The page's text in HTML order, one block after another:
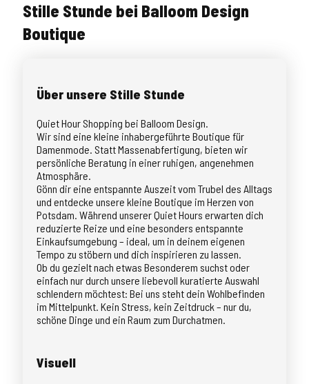
Stille Stunde bei Balloom Design
Boutique
Über unsere Stille Stunde
Quiet Hour Shopping bei Balloom Design.
Wir sind eine kleine inhabergeführte Boutique für
Damenmode. Statt Massenabfertigung, bieten wir
persönliche Beratung in einer ruhigen, angenehmen
Atmosphäre.
Gönn dir eine entspannte Auszeit vom Trubel des Alltags
und entdecke unsere kleine Boutique im Herzen von
Potsdam. Während unserer Quiet Hours erwarten dich
reduzierte Reize und eine besonders entspannte
Einkaufsumgebung – ideal, um in deinem eigenen
Tempo zu stöbern und dich inspirieren zu lassen.
Ob du gezielt nach etwas Besonderem suchst oder
einfach nur durch unsere liebevoll kuratierte Auswahl
schlendern möchtest: Bei uns steht dein Wohlbefinden
im Mittelpunkt. Kein Stress, kein Zeitdruck – nur du,
schöne Dinge und ein Raum zum Durchatmen.
Visuell